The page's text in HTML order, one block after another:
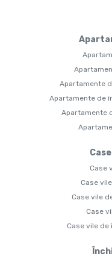
Apartamente
Apartamente de
Apartamente
Case
Case
Case vile
Case
Case vile de